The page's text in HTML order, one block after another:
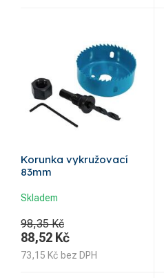
Korunka vykružovací
83mm
Skladem
98,35 Kč
88,52 Kč
73,15 Kč bez DPH